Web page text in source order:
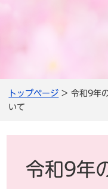
トップページ > 令和9年
いて
令和9年